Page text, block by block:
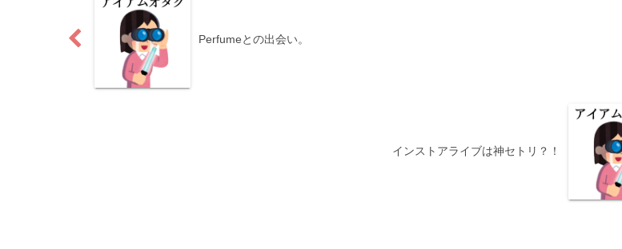
Perfumeとの出会い。
インストアライブは神セトリ？！